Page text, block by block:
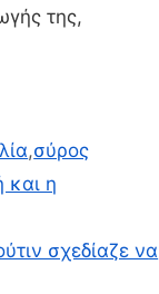
της,
,σύρος
και η
σχεδίαζε να